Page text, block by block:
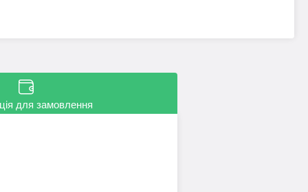
для замовлення